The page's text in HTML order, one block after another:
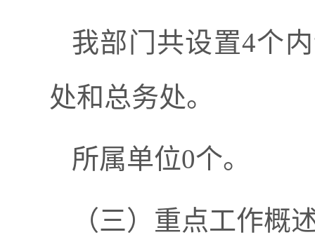
我部门共设置4个
处和总务处。
所属单位0个。
（三）重点工作概